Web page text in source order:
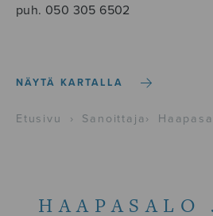
puh. 050 305 6502
NÄYTÄ KARTALLA
Etusivu › Sanoittaja ›
HAAPASALO